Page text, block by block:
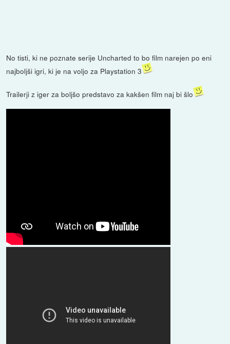
No tisti, ki ne poznate serije Uncharted to bo film narejen po eni
najboljši igri, ki je na voljo za Playstation 3
Trailerji z iger za boljšo predstavo za kakšen film naj bi šlo